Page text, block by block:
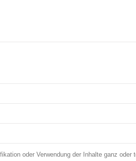
oder Verwendung der Inhalte ganz